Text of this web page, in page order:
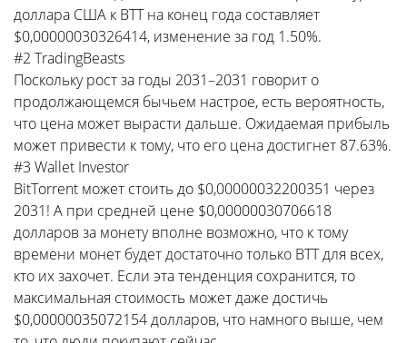
доллара США к BTT на конец года составляет
$0,00000030326414, изменение за год 1.50%.
#2 TradingBeasts
Поскольку рост за годы 2031–2031 говорит о
продолжающемся бычьем настрое, есть вероятность,
что цена может вырасти дальше. Ожидаемая прибыль
может привести к тому, что его цена достигнет 87.63%.
#3 Wallet Investor
BitTorrent может стоить до $0,00000032200351 через
2031! А при средней цене $0,00000030706618
долларов за монету вполне возможно, что к тому
времени монет будет достаточно только BTT для всех,
кто их захочет. Если эта тенденция сохранится, то
максимальная стоимость может даже достичь
$0,00000035072154 долларов, что намного выше, чем